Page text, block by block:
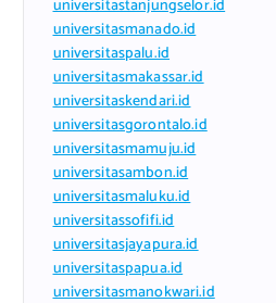
universitastanjungselor.id
universitasmanado.id
universitaspalu.id
universitasmakassar.id
universitaskendari.id
universitasgorontalo.id
universitasmamuju.id
universitasambon.id
universitasmaluku.id
universitassofifi.id
universitasjayapura.id
universitaspapua.id
universitasmanokwari.id